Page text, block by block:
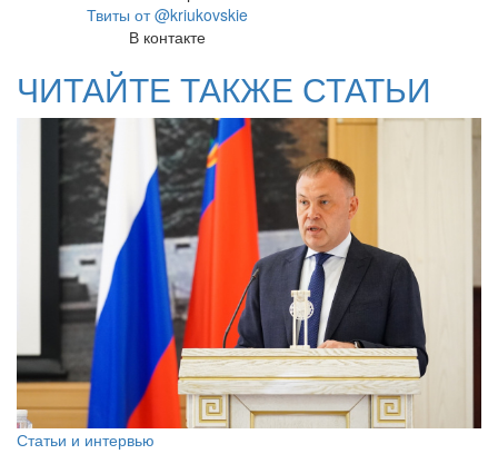
Твиты от @kriukovskie
В контакте
ЧИТАЙТЕ ТАКЖЕ СТАТЬИ
Статьи и интервью